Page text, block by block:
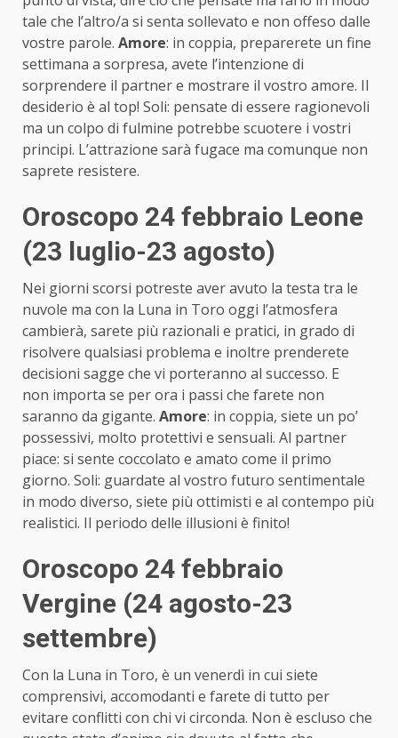
tale che l’altro/a si senta sollevato e non offeso dalle
vostre parole. Amore: in coppia, preparerete un fine
settimana a sorpresa, avete l’intenzione di
sorprendere il partner e mostrare il vostro amore. Il
desiderio è al top! Soli: pensate di essere ragionevoli
ma un colpo di fulmine potrebbe scuotere i vostri
principi. L’attrazione sarà fugace ma comunque non
saprete resistere.
Oroscopo 24 febbraio Leone
(23 luglio-23 agosto)
Nei giorni scorsi potreste aver avuto la testa tra le
nuvole ma con la Luna in Toro oggi l’atmosfera
cambierà, sarete più razionali e pratici, in grado di
risolvere qualsiasi problema e inoltre prenderete
decisioni sagge che vi porteranno al successo. E
non importa se per ora i passi che farete non
saranno da gigante. Amore: in coppia, siete un po’
possessivi, molto protettivi e sensuali. Al partner
piace: si sente coccolato e amato come il primo
giorno. Soli: guardate al vostro futuro sentimentale
in modo diverso, siete più ottimisti e al contempo più
realistici. Il periodo delle illusioni è finito!
Oroscopo 24 febbraio
Vergine (24 agosto-23
settembre)
Con la Luna in Toro, è un venerdì in cui siete
comprensivi, accomodanti e farete di tutto per
evitare conflitti con chi vi circonda. Non è escluso che